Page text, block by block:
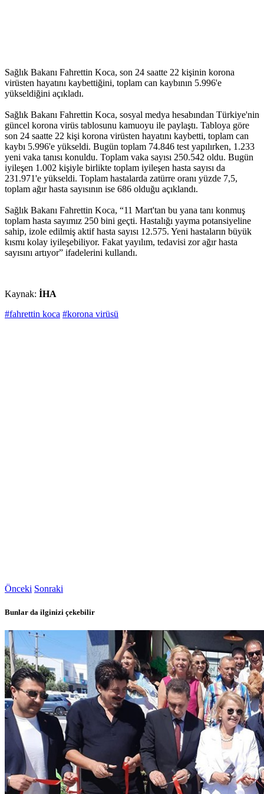
Sağlık Bakanı Fahrettin Koca, son 24 saatte 22 kişinin korona
virüsten hayatını kaybettiğini, toplam can kaybının 5.996'e
yükseldiğini açıkladı.
Sağlık Bakanı Fahrettin Koca, sosyal medya hesabından Türkiye'nin
güncel korona virüs tablosunu kamuoyu ile paylaştı. Tabloya göre
son 24 saatte 22 kişi korona virüsten hayatını kaybetti, toplam can
kaybı 5.996'e yükseldi. Bugün toplam 74.846 test yapılırken, 1.233
yeni vaka tanısı konuldu. Toplam vaka sayısı 250.542 oldu. Bugün
iyileşen 1.002 kişiyle birlikte toplam iyileşen hasta sayısı da
231.971'e yükseldi. Toplam hastalarda zatürre oranı yüzde 7,5,
toplam ağır hasta sayısının ise 686 olduğu açıklandı.
Sağlık Bakanı Fahrettin Koca, “11 Mart'tan bu yana tanı konmuş
toplam hasta sayımız 250 bini geçti. Hastalığı yayma potansiyeline
sahip, izole edilmiş aktif hasta sayısı 12.575. Yeni hastaların büyük
kısmı kolay iyileşebiliyor. Fakat yayılım, tedavisi zor ağır hasta
sayısını artıyor” ifadelerini kullandı.
Kaynak: İHA
#fahrettin koca #korona virüsü
Önceki Sonraki
Bunlar da ilginizi çekebilir